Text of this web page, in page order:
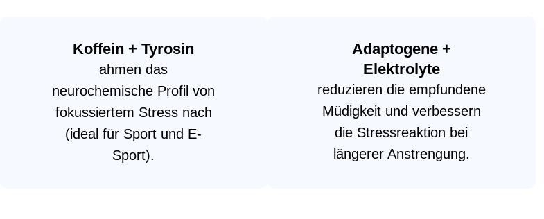
Koffein + Tyrosin
ahmen das
neurochemische Profil von
fokussiertem Stress nach
(ideal für Sport und E-
Sport).
Adaptogene +
Elektrolyte
reduzieren die empfundene
Müdigkeit und verbessern
die Stressreaktion bei
längerer Anstrengung.